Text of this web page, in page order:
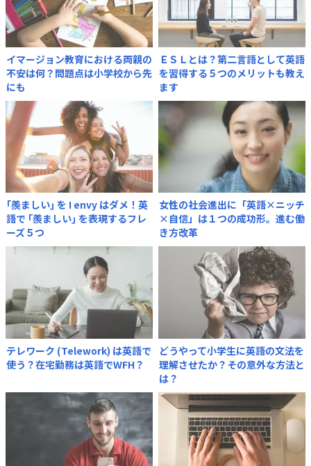
イマージョン教育における両親の
不安は何？問題点は小学校から先
にも
ＥＳＬとは？第二言語として英語
を習得する５つのメリットも教え
ます
｢羨ましい｣ を I envy はダメ！英
語で ｢羨ましい｣ を表現するフレ
ーズ５つ
女性の社会進出に「英語×ニッチ
×自信」は１つの成功形。進む働
き方改革
テレワーク (Telework) は英語で
使う？在宅勤務は英語でWFH？
どうやって小学生に英語の文法を
理解させたか？その意外な方法と
は？